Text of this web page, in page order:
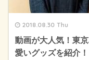
2018.08.30 Thu
動画が大人気！東
愛いグッズを紹介！